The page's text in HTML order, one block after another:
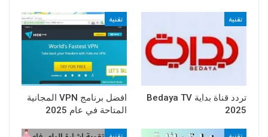
تقنية
تردد قناة بداية Bedaya TV
2025
تقنية
افضل برنامج VPN المجانية
المتاحة في عام 2025